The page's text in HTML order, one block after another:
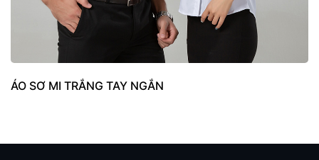
ÁO SƠ MI TRẮNG TAY NGẮN